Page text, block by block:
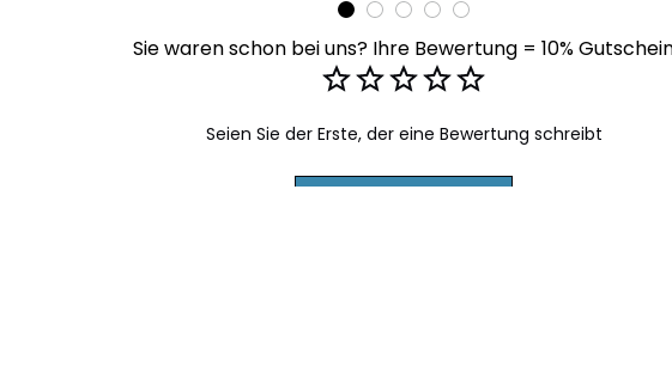
Sie waren schon bei uns? Ihre Bewertung = 10%
Seien Sie der Erste, der eine Bewertung schreibt